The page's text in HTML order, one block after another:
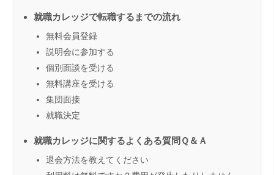
就職カレッジで転職するまでの流れ
無料会員登録
説明会に参加する
個別面談を受ける
無料講座を受ける
集団面接
就職決定
就職カレッジに関するよくある質問Ｑ＆Ａ
退会方法を教えてください